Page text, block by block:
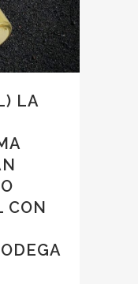
LA
CON